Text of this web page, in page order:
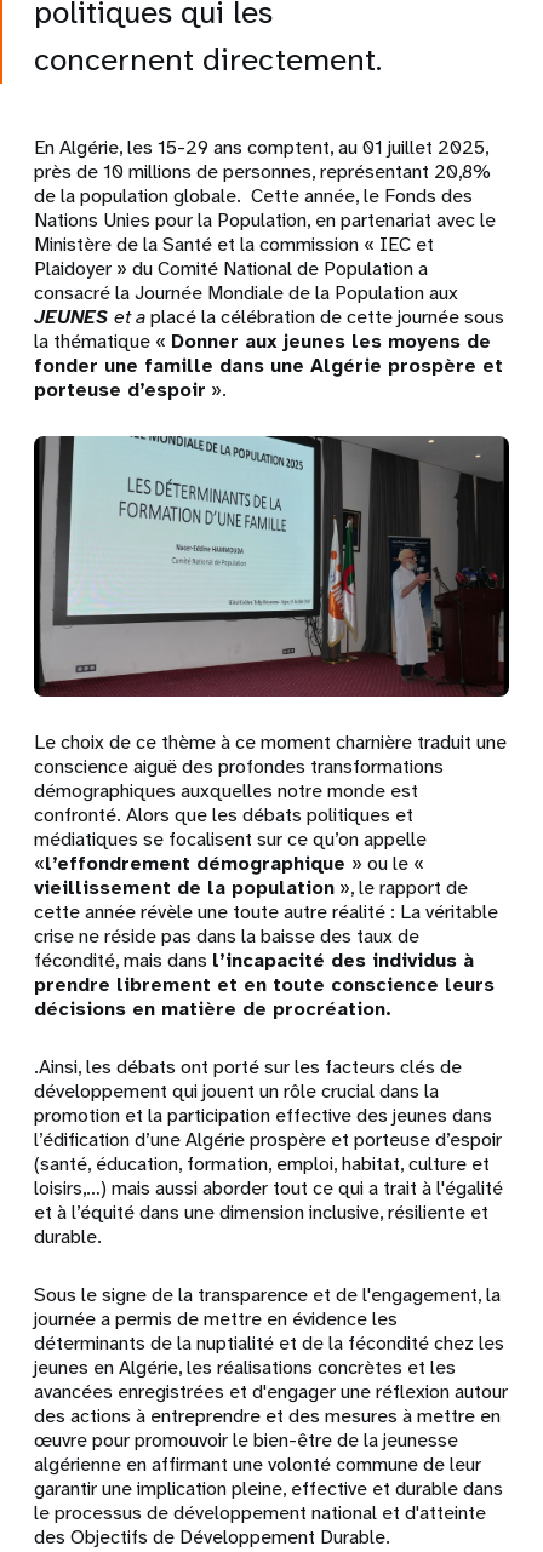
politiques qui les
concernent directement.
En Algérie, les 15-29 ans comptent, au 01 juillet 2025,
près de 10 millions de personnes, représentant 20,8%
de la population globale. Cette année, le Fonds des
Nations Unies pour la Population, en partenariat avec le
Ministère de la Santé et la commission « IEC et
Plaidoyer » du Comité National de Population a
consacré la Journée Mondiale de la Population aux
JEUNESet aplacé la célébration de cette journée sous
la thématique « Donner aux jeunes les moyens de
fonder une famille dans une Algérie prospère et
porteuse d’espoir ».
Le choix de ce thème à ce moment charnière traduit une
conscience aiguë des profondes transformations
démographiques auxquelles notre monde est
confronté. Alors que les débats politiques et
médiatiques se focalisent sur ce qu’on appelle
«l’effondrement démographique » ou le «
vieillissement de la population », le rapport de
cette année révèle une toute autre réalité : La véritable
crise ne réside pas dans la baisse des taux de
fécondité, mais dans l’incapacité des individus à
prendre librement et en toute conscience leurs
décisions en matière de procréation.
.Ainsi, les débats ont porté sur les facteurs clés de
développement qui jouent un rôle crucial dans la
promotion et la participation effective des jeunes dans
l’édification d’une Algérie prospère et porteuse d’espoir
(santé, éducation, formation, emploi, habitat, culture et
loisirs,…) mais aussi aborder tout ce qui a trait à l'égalité
et à l’équité dans une dimension inclusive, résiliente et
durable.
Sous le signe de la transparence et de l'engagement, la
journée a permis demettre en évidenceles
déterminants de la nuptialité et de la fécondité chez les
jeunes en Algérie,les réalisations concrètes et les
avancées enregistrées et d'engagerune réflexion autour
des actions à entreprendre et des mesures à mettre en
œuvre pour promouvoir le bien-être de la jeunesse
algérienne en affirmant une volonté commune de leur
garantir une implication pleine, effective et durable dans
le processus de développement national et d'atteinte
des Objectifs de Développement Durable.